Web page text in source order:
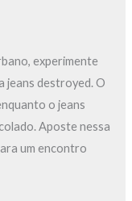
experimente
jeans destroyed. O
o jeans
Aposte nessa
um encontro